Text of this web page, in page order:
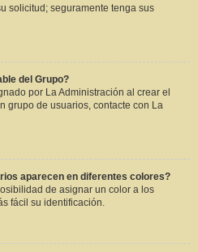
solicitud; seguramente tenga sus
del Grupo?
por La Administración al crear el
grupo de usuarios, contacte con La
aparecen en diferentes colores?
de asignar un color a los
fácil su identificación.